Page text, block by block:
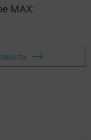
MАХ: